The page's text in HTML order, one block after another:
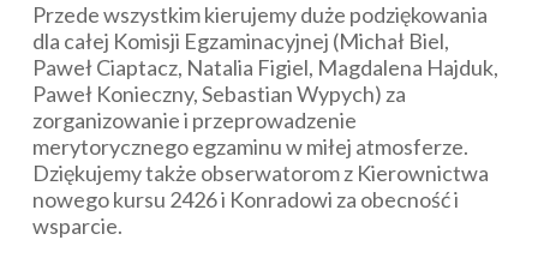
Przede wszystkim kierujemy duże podziękowania
dla całej Komisji Egzaminacyjnej (Michał Biel,
Paweł Ciaptacz, Natalia Figiel, Magdalena Hajduk,
Paweł Konieczny, Sebastian Wypych) za
zorganizowanie i przeprowadzenie
merytorycznego egzaminu w miłej atmosferze.
Dziękujemy także obserwatorom z Kierownictwa
nowego kursu 2426 i Konradowi za obecność i
wsparcie.